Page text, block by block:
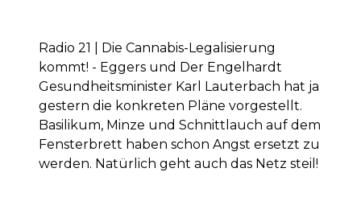
Radio 21 | Die Cannabis-Legalisierung
kommt! - Eggers und Der Engelhardt
Gesundheitsminister Karl Lauterbach hat ja
gestern die konkreten Pläne vorgestellt.
Basilikum, Minze und Schnittlauch auf dem
Fensterbrett haben schon Angst ersetzt zu
werden. Natürlich geht auch das Netz steil!